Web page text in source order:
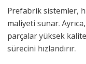
Prefabrik sistemler,
maliyeti sunar.
parçalar yüksek
sürecini hızlandırır.